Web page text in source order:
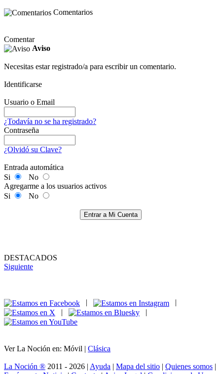
Comentarios
Comentar
Aviso
Necesitas estar registrado/a para escribir un comentario.
Identificarse
Usuario o Email
¿Todavía no se ha registrado?
Contraseña
¿Olvidó su Clave?
Entrada automática
Si
No
Agregarme a los usuarios activos
Si
No
Entrar a Mi Cuenta
DESTACADOS
Siguiente
|
|
Ver La Noción en: Móvil | Clásica
La Noción ® 2011 - 2026 | Ayuda | Mapa del sitio | Quienes somos |